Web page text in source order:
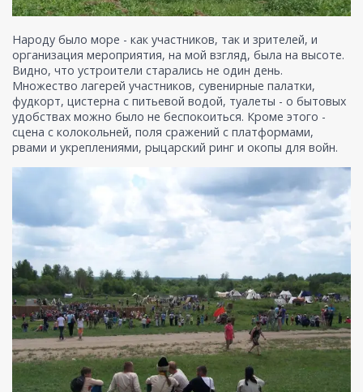
Народу было море - как участников, так и зрителей, и
организация мероприятия, на мой взгляд, была на высоте.
Видно, что устроители старались не один день.
Множество лагерей участников, сувенирные палатки,
фудкорт, цистерна с питьевой водой, туалеты - о бытовых
удобствах можно было не беспокоиться. Кроме этого -
сцена с колокольней, поля сражений с платформами,
рвами и укреплениями, рыцарский ринг и окопы для войн.